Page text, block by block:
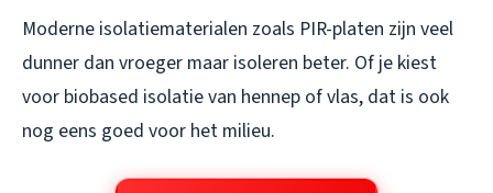
Moderne isolatiematerialen zoals PIR-platen zijn veel
dunner dan vroeger maar isoleren beter. Of je kiest
voor biobased isolatie van hennep of vlas, dat is ook
nog eens goed voor het milieu.